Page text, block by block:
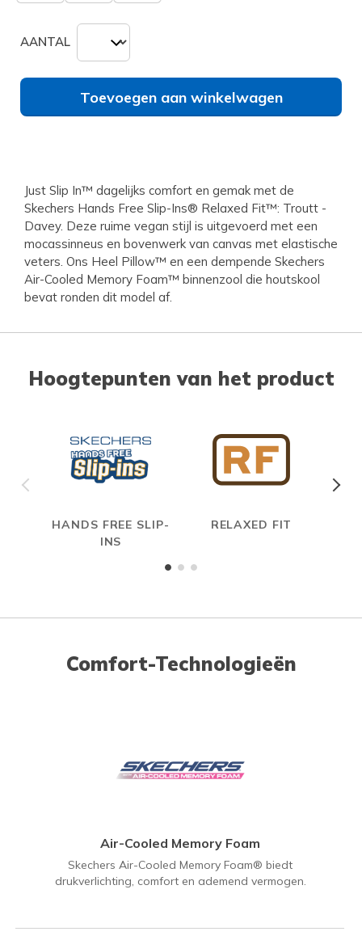
AANTAL
Toevoegen aan winkelwagen
Just Slip In™ dagelijks comfort en gemak met de
Skechers Hands Free Slip-Ins® Relaxed Fit™: Troutt -
Davey. Deze ruime vegan stijl is uitgevoerd met een
mocassinneus en bovenwerk van canvas met elastische
veters. Ons Heel Pillow™ en een dempende Skechers
Air-Cooled Memory Foam™ binnenzool die houtskool
bevat ronden dit model af.
Hoogtepunten van het product
HANDS FREE SLIP-
INS
RELAXED FIT
Comfort-Technologieën
Air-Cooled Memory Foam
Skechers Air-Cooled Memory Foam® biedt
drukverlichting, comfort en ademend vermogen.